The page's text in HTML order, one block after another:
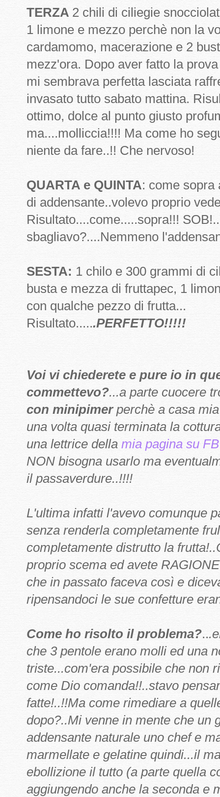
TERZA 2 chili di ciliegie
1 limone e mezzo perchè non la
cardamomo, macerazione e 2
mezz'ora. Dopo aver fatto la
mi sembrava perfetta lasciata
invasato tutto sabato mattina.
ottimo, dolce al punto giusto
ma....molliccia!!!! Ma come ho
niente da fare..!! Che nervoso!
QUARTA e QUINTA: come sopra
di addensante..volevo proprio
Risultato....come.....sopra!!!
sbagliavo?....Nemmeno
SESTA: 1 chilo e 300 grammi di
busta e mezza di fruttapec, 1
con qualche pezzo di frutta...
Risultato......PERFETTO!!!!!
Voi vi chiederete e pure io in
commettevo?...a parte cuocere
con minipimerperchè a casa
una volta quasi terminata la
una lettrice della mia pagina su FB
NON bisogna usarlo ma
il passaverdure..!!!!
L'ultima infatti l'avevo comunque
senza renderla completamente
completamente distrutto la
proprio scema ed avete
che in passato faceva così e
ripensandoci le sue confetture
Come ho risolto il problema?..
che 3 pentole erano molli ed una
triste...com'era possibile che non
come Dio comanda!!..stavo
fatte!..!!Ma come rimediare a
dopo?..Mi venne in mente che un
addensante naturale uno chef e
marmellate e gelatine quindi...il
ebollizione il tutto (a parte quella
aggiungendo anche la seconda e